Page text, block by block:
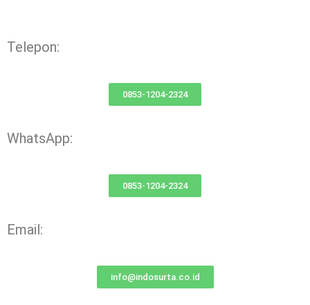
Telepon:
0853-1204-2324
WhatsApp:
0853-1204-2324
Email:
info@indosurta.co.id